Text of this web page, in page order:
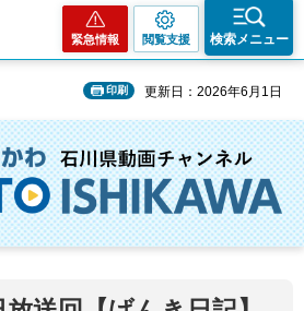
緊急情報 閲覧支援 検索メニュー
印刷 更新日：2026年6月1日